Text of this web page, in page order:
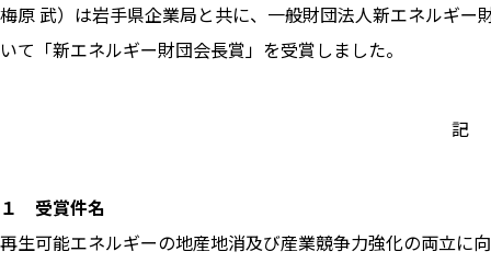
梅原 武）は岩手県企業局と共に、一般財団法人新エネルギ
いて「新エネルギー財団会長賞」を受賞しました。
記
１ 受賞件名
再生可能エネルギーの地産地消及び産業競争力強化の両立に